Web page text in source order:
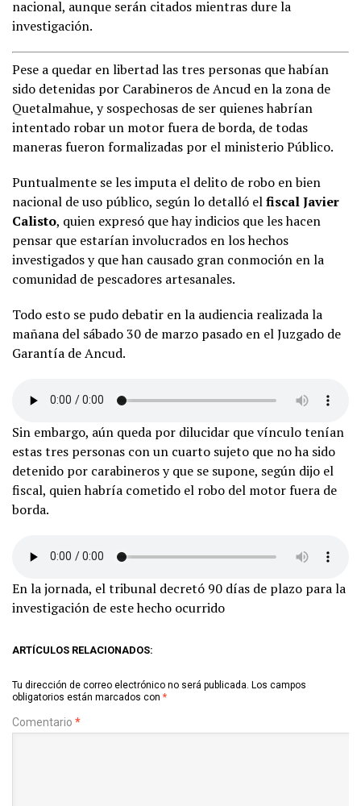
nacional, aunque serán citados mientras dure la
investigación.
Pese a quedar en libertad las tres personas que habían
sido detenidas por Carabineros de Ancud en la zona de
Quetalmahue, y sospechosas de ser quienes habrían
intentado robar un motor fuera de borda, de todas
maneras fueron formalizadas por el ministerio Público.
Puntualmente se les imputa el delito de robo en bien
nacional de uso público, según lo detalló elfiscal Javier
Calisto, quien expresó que hay indicios que les hacen
pensar que estarían involucrados en los hechos
investigados y que han causado gran conmoción en la
comunidad de pescadores artesanales.
Todo esto se pudo debatir en la audiencia realizada la
mañana del sábado 30 de marzo pasado en el Juzgado de
Garantía de Ancud.
Sin embargo, aún queda por dilucidar que vínculo tenían
estas tres personas con un cuarto sujeto que no ha sido
detenido por carabineros y que se supone, según dijo el
fiscal, quien habría cometido el robo del motor fuera de
borda.
En la jornada, el tribunal decretó 90 días de plazo para la
investigación de este hecho ocurrido
ARTÍCULOS RELACIONADOS:
Tu dirección de correo electrónico no será publicada. Los campos
obligatorios están marcados con *
Comentario *